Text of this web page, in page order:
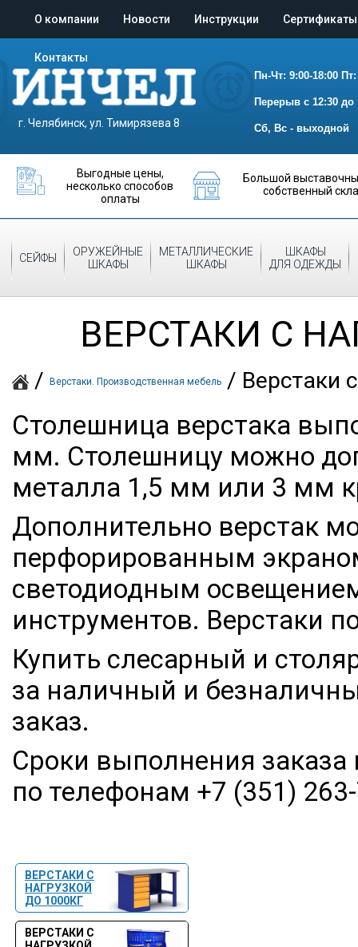
О компании Новости Инструкции Сертификаты
Контакты
г. Челябинск, ул. Тимирязева 8
Пн-Чт: 9:00-18:00
Перерыв с 12:30 до
Сб, Вс - выходной
Выгодные цены,
несколько способов
оплаты
Большой
собственный
СЕЙФЫ
ОРУЖЕЙНЫЕ
ШКАФЫ
МЕТАЛЛИЧЕСКИЕ
ШКАФЫ
ШКАФЫ
ДЛЯ ОДЕЖДЫ
ВЕРСТАКИ С
/ Верстаки. Производственная мебель/ Верстаки
Столешница верстака
мм. Столешницу можно
металла 1,5 мм или 3 мм
Дополнительно верстак
перфорированным
светодиодным
инструментов. Верстаки
Купить слесарный и
за наличный и
заказ.
Сроки выполнения заказа
по телефонам +7 (351)
ВЕРСТАКИ С
НАГРУЗКОЙ
ДО 1000КГ
ВЕРСТАКИ С